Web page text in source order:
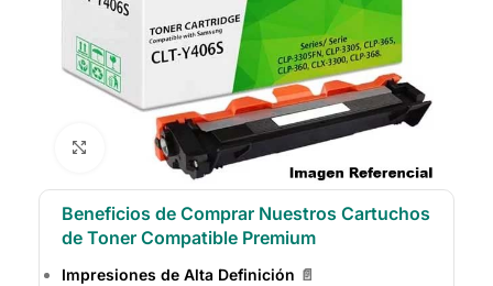
Click to enlarge
Beneficios de Comprar Nuestros Cartuchos
de Toner Compatible Premium
Impresiones de Alta Definición 📄